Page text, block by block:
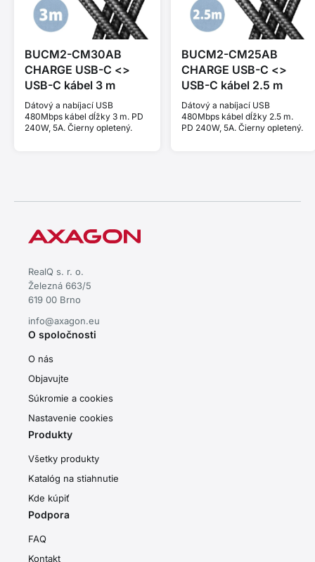
BUCM2-CM30AB
CHARGE USB-C <>
USB-C kábel 3 m
Dátový a nabíjací USB
480Mbps kábel dĺžky 3 m. PD
240W, 5A. Čierny opletený.
BUCM2-CM25AB
CHARGE USB-C <>
USB-C kábel 2.5 m
Dátový a nabíjací USB
480Mbps kábel dĺžky 2.5 m.
PD 240W, 5A. Čierny opletený.
RealQ s. r. o.
Železná 663/5
619 00 Brno
info@axagon.eu
O spoločnosti
O nás
Objavujte
Súkromie a cookies
Nastavenie cookies
Produkty
Všetky produkty
Katalóg na stiahnutie
Kde kúpiť
Podpora
FAQ
Kontakt